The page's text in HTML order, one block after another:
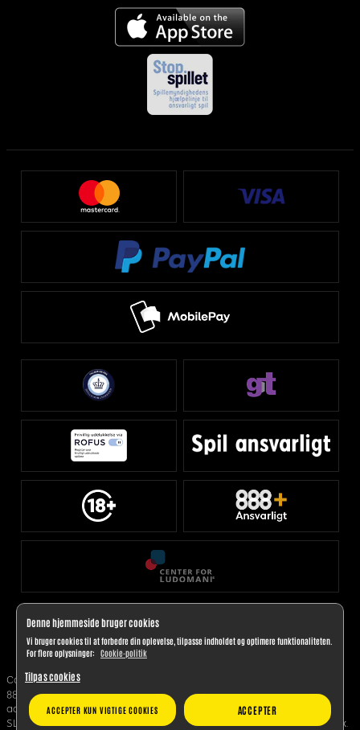
Copyright 2025. 888 Denmark Limited, registreringsnummer C 91019.
888 Denmark Limited er et selskab med hjemsted på Malta; Kontorets
adresse: Level 7, Tagliaferro Business Centre, 14, High Street, Sliema
SLM 1549, Malta; Kontakt brugersupporten via e-mail:
Kontakt@888.dk
Denne hjemmeside bruger cookies
Vi bruger cookies til at forbedre din oplevelse, tilpasse indholdet og optimere funktionaliteten.
For flere oplysninger:
Cookie-politik
Tilpas cookies
ACCEPTER KUN VIGTIGE COOKIES ACCEPTER